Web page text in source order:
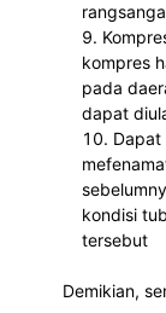
kompres
pada
dapat
Dapat
kondisi
tersebut
Demikian,